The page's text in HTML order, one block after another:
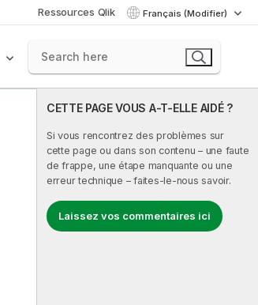
Ressources Qlik Français (Modifier)
CETTE PAGE VOUS A-T-ELLE AIDÉ ?
Si vous rencontrez des problèmes sur
cette page ou dans son contenu – une faute
de frappe, une étape manquante ou une
erreur technique – faites-le-nous savoir.
Laissez vos commentaires ici